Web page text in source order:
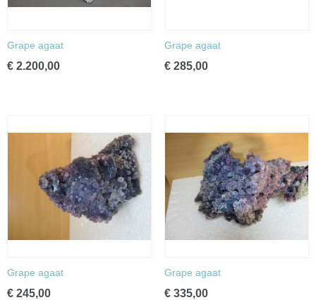
Grape agaat
€ 2.200,00
Grape agaat
€ 285,00
Grape agaat
€ 245,00
Grape agaat
€ 335,00